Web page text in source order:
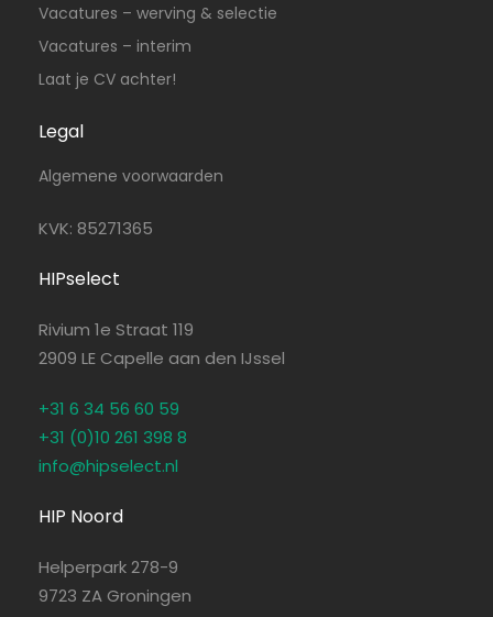
Vacatures – werving & selectie
Vacatures – interim
Laat je CV achter!
Legal
Algemene voorwaarden
KVK: 85271365
HIPselect
Rivium 1e Straat 119
2909 LE Capelle aan den IJssel
+31 6 34 56 60 59
+31 (0)10 261 398 8
info@hipselect.nl
HIP Noord
Helperpark 278-9
9723 ZA Groningen